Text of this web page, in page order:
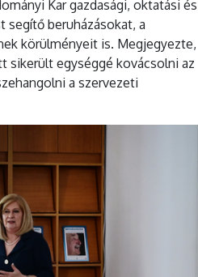
Kar gazdasági, oktatási és
beruházásokat, a
körülményeit is. Megjegyezte,
sikerült egységgé kovácsolni az
a szervezeti